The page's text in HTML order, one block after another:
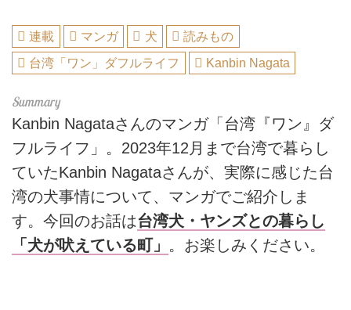
連載 マンガ 犬
読みもの
台湾「ワン」ダフルライフ
Kanbin Nagata
Kanbin Nagataさんのマンガ「台湾『ワン』ダ
フルライフ」。2023年12月まで台湾で暮らし
ていたKanbin Nagataさんが、実際に感じた台
湾の犬事情について、マンガでご紹介しま
す。今回のお話は台湾犬・ヤンズとの暮らし
「犬が吠えている町」 。お楽しみください。